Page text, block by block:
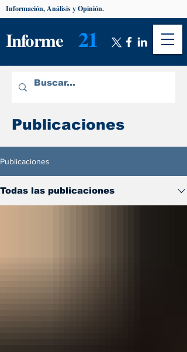
Informe 21
Información, Análisis y Opinión.
Publicaciones
Publicaciones
Todas las publicaciones